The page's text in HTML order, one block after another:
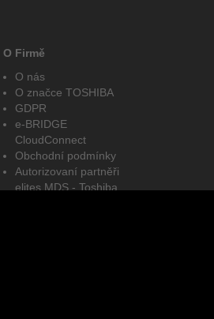
O Firmě
O nás
O značce TOSHIBA
GDPR
e-BRIDGE
CloudConnect
Obchodní podmínky
Autorizovaní partněři
elites MDS - Toshiba